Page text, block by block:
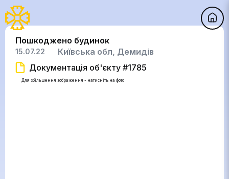
Для збільшення зображення - натисніть на фото
Пошкоджено будинок
15.07.22
Київська обл, Демидів
Документація об'єкту #1785